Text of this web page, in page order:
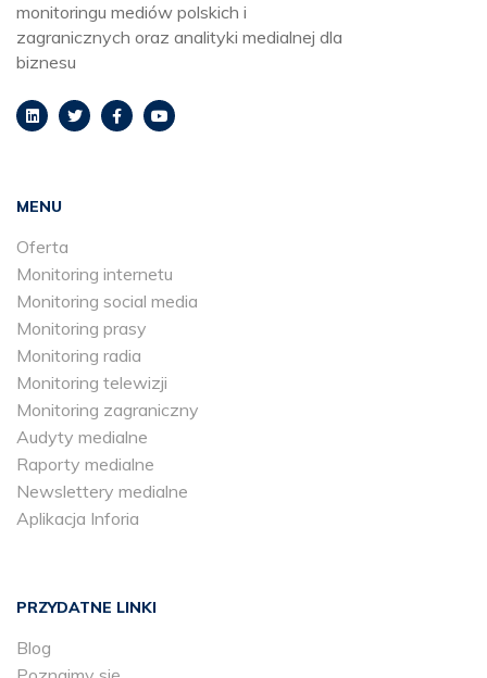
monitoringu mediów polskich i
zagranicznych oraz analityki medialnej dla
biznesu
MENU
Oferta
Monitoring internetu
Monitoring social media
Monitoring prasy
Monitoring radia
Monitoring telewizji
Monitoring zagraniczny
Audyty medialne
Raporty medialne
Newslettery medialne
Aplikacja Inforia
PRZYDATNE LINKI
Blog